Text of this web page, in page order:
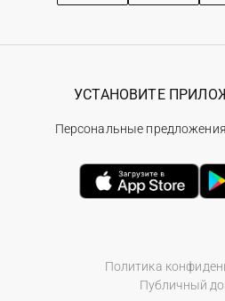
Политика
Публичный
УСТАНОВИТЕ
Персональные